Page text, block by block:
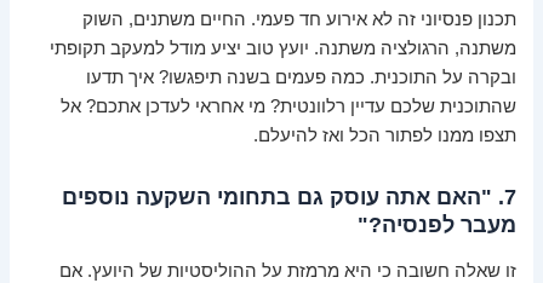
תכנון פנסיוני זה לא אירוע חד פעמי. החיים משתנים, השוק
משתנה, הרגולציה משתנה. יועץ טוב יציע מודל למעקב תקופתי
ובקרה על התוכנית. כמה פעמים בשנה תיפגשו? איך תדעו
שהתוכנית שלכם עדיין רלוונטית? מי אחראי לעדכן אתכם? אל
תצפו ממנו לפתור הכל ואז להיעלם.
7. "האם אתה עוסק גם בתחומי השקעה נוספים
מעבר לפנסיה?"
זו שאלה חשובה כי היא מרמזת על ההוליסטיות של היועץ. אם